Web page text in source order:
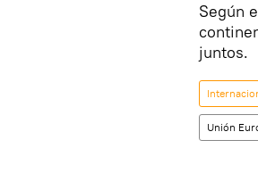
Según
juntos.
Unión